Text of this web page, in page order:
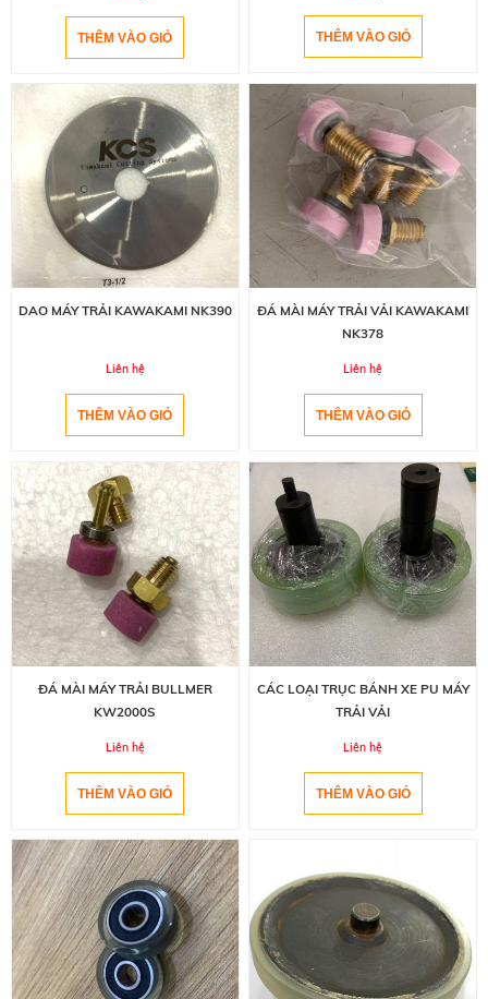
DAO MÁY TRẢI KAWAKAMI NK390
Liên hệ
ĐÁ MÀI MÁY TRẢI VẢI KAWAKAMI
NK378
Liên hệ
ĐÁ MÀI MÁY TRẢI BULLMER
KW2000S
Liên hệ
CÁC LOẠI TRỤC BÁNH XE PU MÁY
TRẢI VẢI
Liên hệ